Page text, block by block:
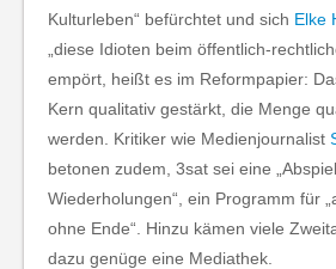
Kulturleben“ befürchtet und sich Elke
„diese Idioten beim öffentlich-
empört, heißt es im Reformpapier:
Kern qualitativ gestärkt, die Menge
werden. Kritiker wie Medienjournalist
betonen zudem, 3sat sei eine
Wiederholungen“, ein Programm für
ohne Ende“. Hinzu kämen viele
dazu genüge eine Mediathek.